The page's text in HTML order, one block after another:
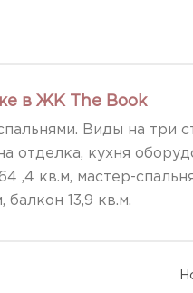
в ЖК The Book
Виды на три
отделка, кухня
,4 кв.м, мастер-
балкон 13,9 кв.м.